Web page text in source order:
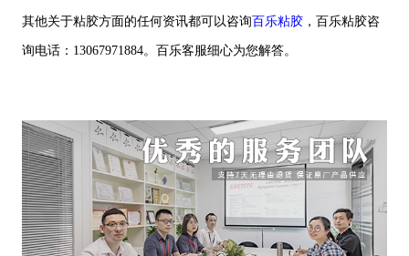
其他关于粘胶方面的任何资讯都可以咨询百乐粘胶，百乐粘胶咨
询电话：13067971884。百乐客服细心为您解答。